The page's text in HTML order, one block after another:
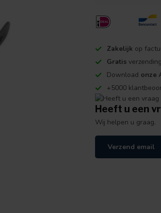
Zakelijk op
Gratis
Download onze
+5000
Heeft u een
Wij helpen u graag.
Verzend email